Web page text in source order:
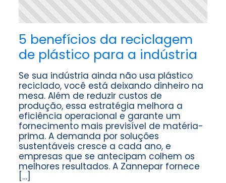
5 benefícios da reciclagem
de plástico para a indústria
Se sua indústria ainda não usa plástico
reciclado, você está deixando dinheiro na
mesa. Além de reduzir custos de
produção, essa estratégia melhora a
eficiência operacional e garante um
fornecimento mais previsível de matéria-
prima. A demanda por soluções
sustentáveis cresce a cada ano, e
empresas que se antecipam colhem os
melhores resultados. A Zannepar fornece
[…]